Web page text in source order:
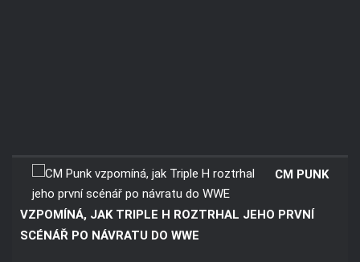
CM PUNK
VZPOMÍNÁ, JAK TRIPLE H ROZTRHAL JEHO PRVNÍ
SCÉNÁŘ PO NÁVRATU DO WWE